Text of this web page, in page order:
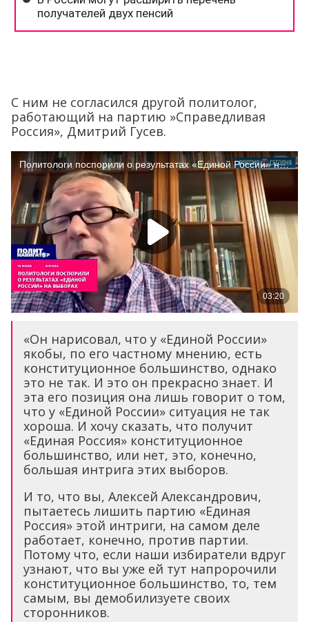
С ним не согласился другой политолог,
работающий на партию »Справедливая
Россия», Дмитрий Гусев.
«Он нарисовал, что у «Единой России»
якобы, по его частному мнению, есть
конституционное большинство, однако
это не так. И это он прекрасно знает. И
эта его позиция она лишь говорит о том,
что у «Единой России» ситуация не так
хороша. И хочу сказать, что получит
«Единая Россия» конституционное
большинство, или нет, это, конечно,
большая интрига этих выборов.
И то, что вы, Алексей Александрович,
пытаетесь лишить партию «Единая
Россия» этой интриги, на самом деле
работает, конечно, против партии.
Потому что, если наши избиратели вдруг
узнают, что вы уже ей тут напророчили
конституционное большинство, то, тем
самым, вы демобилизуете своих
сторонников.